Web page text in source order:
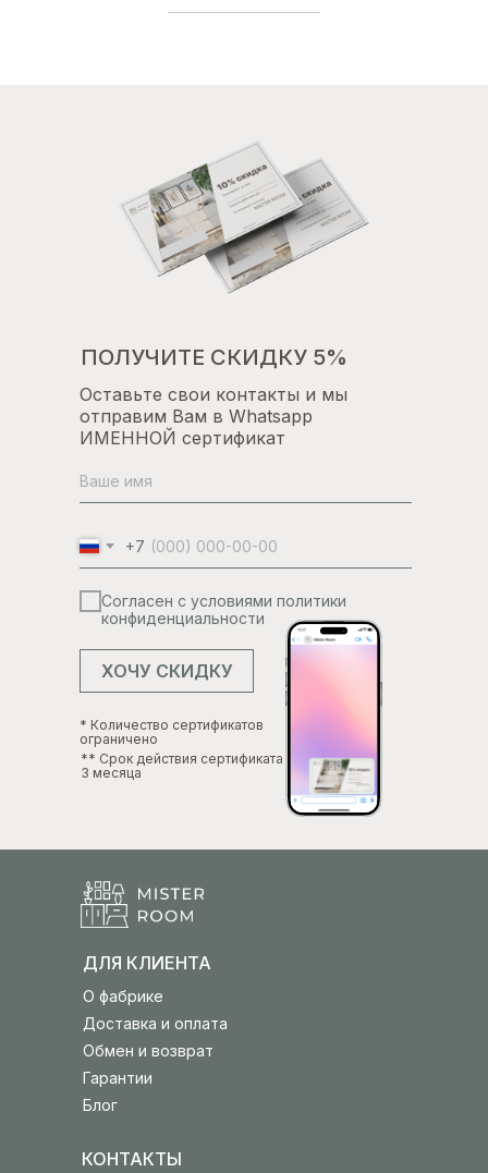
* Количество сертификатов
ограничено
** Срок действия сертификата
3 месяца
ПОЛУЧИТЕ СКИДКУ 5%
Оставьте свои контакты и мы
отправим Вам в Whatsapp
ИМЕННОЙ сертификат
+7
Согласен с условиями политики
конфиденциальности
ХОЧУ СКИДКУ
Блог
Гарантии
Обмен и возврат
Доставка и оплата
О фабрике
ДЛЯ КЛИЕНТА
КОНТАКТЫ